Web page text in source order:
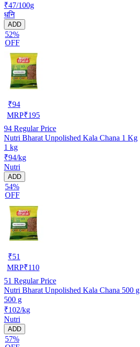
₹47/100g
धनि
ADD
52%
OFF
₹94
MRP₹195
94 Regular Price
Nutri Bharat Unpolished Kala Chana 1 Kg
1 kg
₹94/kg
Nutri
ADD
54%
OFF
₹51
MRP₹110
51 Regular Price
Nutri Bharat Unpolished Kala Chana 500 g
500 g
₹102/kg
Nutri
ADD
57%